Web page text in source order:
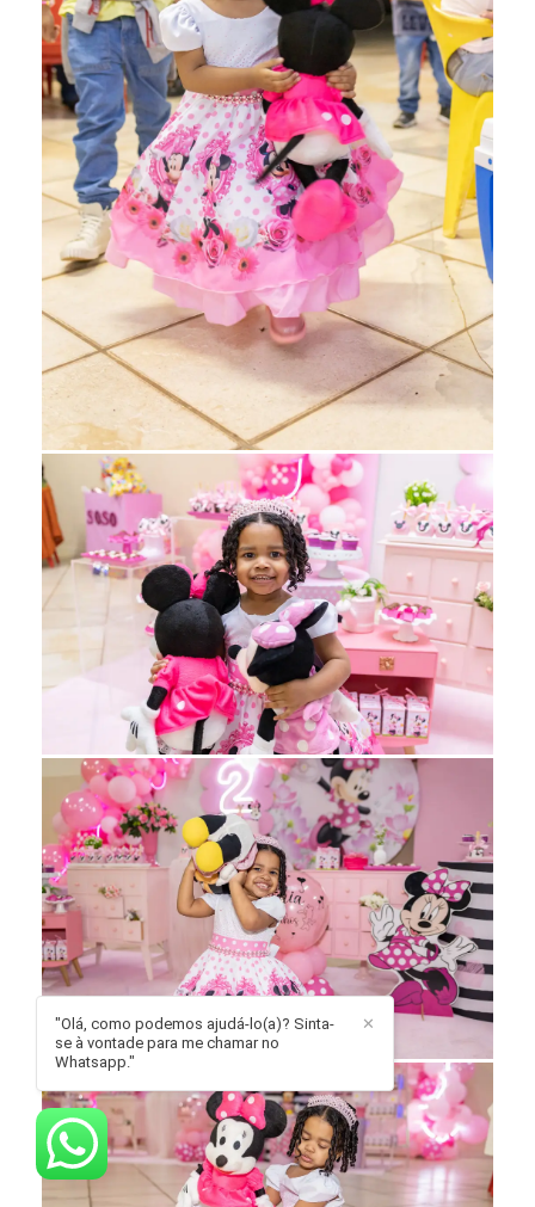
✕
"Olá, como podemos ajudá-lo(a)? Sinta-
se à vontade para me chamar no
Whatsapp."